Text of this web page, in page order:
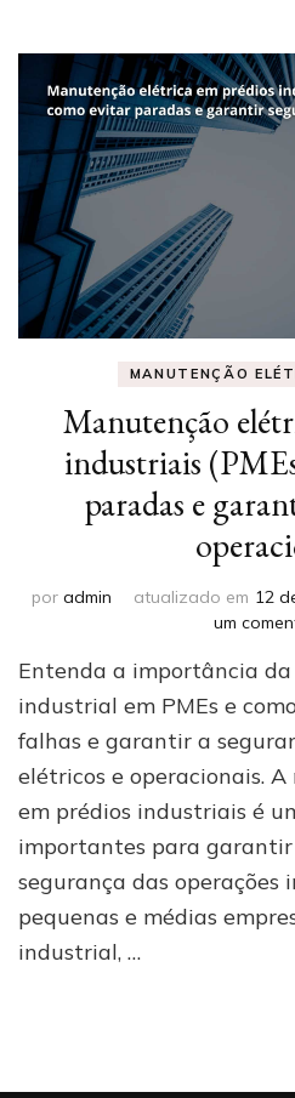
MANUTENÇÃO
Manutenção
industriais
paradas e
por admin atualizado em 12
um
Entenda a importância
industrial em PMEs e
falhas e garantir a
elétricos e operacionais.
em prédios industriais é
importantes para
segurança das operações
pequenas e médias
industrial, …